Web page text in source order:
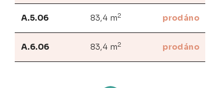
A.5.06 83,4 m2 prodáno
A.6.06 83,4 m2 prodáno